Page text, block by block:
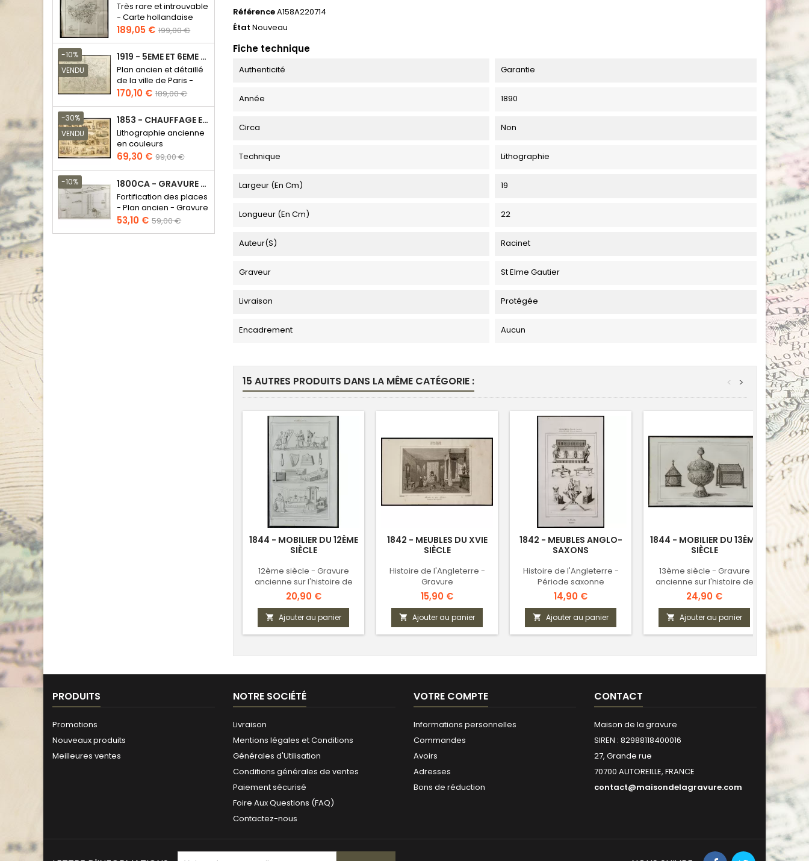
Très rare et introuvable
- Carte hollandaise
Prix
189,05 € Prix
de
base
199,00 €
-10%
VENDU
1919 - 5EME ET 6EME ARRONDISSEMENT DE PARIS
Plan ancien et détaillé
de la ville de Paris -
Odéon - Sorbonne
Prix
170,10 € Prix
de
base
189,00 €
-30%
VENDU
1853 - CHAUFFAGE ET ÉCLAIRAGE (LITHOGRAPHIE)
Lithographie ancienne
en couleurs
Prix
69,30 € Prix
de
base
99,00 €
-10% 1800CA - GRAVURE ARCHITECTURE MILITAIRE - ATTAQUE ET DÉFENSE
Fortification des places
- Plan ancien - Gravure
en taille douce
Prix
53,10 € Prix
de
59,00 €
RéférenceA158A220714
État Nouveau
Fiche technique
Authenticité Garantie
Année 1890
Circa Non
Technique Lithographie
Largeur (en Cm) 19
Longueur (en Cm) 22
Auteur(s) Racinet
Graveur St Elme Gautier
Livraison Protégée
Encadrement Aucun
15 AUTRES PRODUITS DANS LA MÊME CATÉGORIE : >
<
1844 - MOBILIER DU 12ÈME
SIÈCLE
12ème siècle - Gravure
ancienne sur l'histoire de
France
Prix
20,90 €
 Ajouter au panier
1842 - MEUBLES DU XVIE
SIÈCLE
Histoire de l'Angleterre -
Gravure
Prix
15,90 €
 Ajouter au panier
1842 - MEUBLES ANGLO-
SAXONS
Histoire de l'Angleterre -
Période saxonne
Prix
14,90 €
 Ajouter au panier
1844 - MOBILIER DU 13ÈME
SIÈCLE
13ème siècle - Gravure
ancienne sur l'histoire de
France
Prix
24,90 €
 Ajouter au panier
1882
PRODUITS
Promotions
Nouveaux produits
Meilleures ventes
NOTRE SOCIÉTÉ
Livraison
Mentions légales et Conditions
Générales d'Utilisation
Conditions générales de ventes
Paiement sécurisé
Foire Aux Questions (FAQ)
Contactez-nous
VOTRE COMPTE
Informations personnelles
Commandes
Avoirs
Adresses
Bons de réduction
CONTACT
Maison de la gravure
SIREN : 82988118400016
27, Grande rue
70700 AUTOREILLE, FRANCE
contact@maisondelagravure.com